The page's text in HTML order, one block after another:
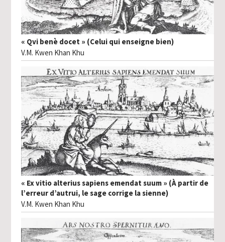
« Qvi benè docet » (Celui qui enseigne bien)
V.M. Kwen Khan Khu
« Ex vitio alterius sapiens emendat suum » (À partir de
l’erreur d’autrui, le sage corrige la sienne)
V.M. Kwen Khan Khu